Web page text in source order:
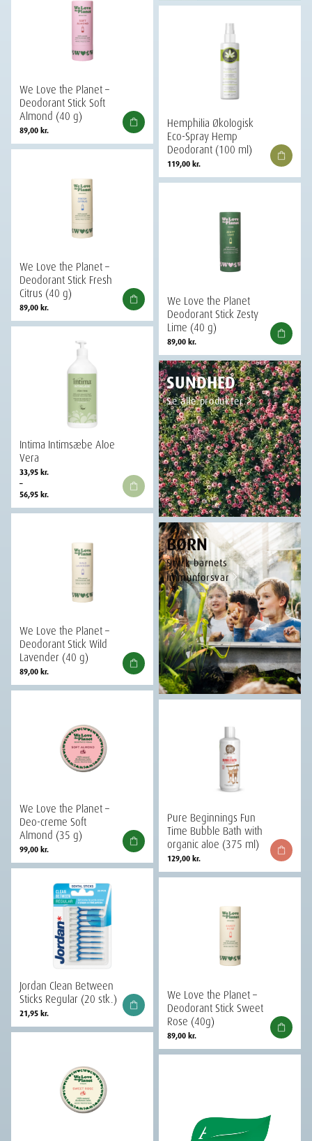
We Love the Planet –
Deodorant Stick Soft
Almond (40 g)
89,00kr. Hemphilia Økologisk
Eco-Spray Hemp
Deodorant (100 ml)
119,00kr.
We Love the Planet –
Deodorant Stick Fresh
Citrus (40 g)
89,00kr. We Love the Planet
Deodorant Stick Zesty
Lime (40 g)
89,00kr.
Intima Intimsæbe Aloe
Vera
33,95kr.
–
56,95kr.
Prisinterval:
33,95 kr.
til
SUNDHED
Se alle produkter
We Love the Planet –
Deodorant Stick Wild
Lavender (40 g)
89,00kr.
BØRN
Styrk barnets
immunforsvar
We Love the Planet –
Deo-creme Soft
Almond (35 g)
99,00kr.
Pure Beginnings Fun
Time Bubble Bath with
organic aloe (375 ml)
129,00kr.
Jordan Clean Between
Sticks Regular (20 stk.)
21,95kr.
We Love the Planet –
Deodorant Stick Sweet
Rose (40g)
89,00kr.